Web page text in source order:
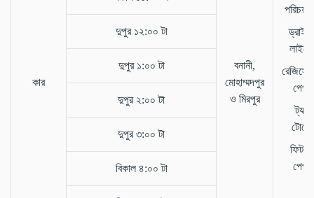
কার
বনানী,
মোহাম্মদপুর
ও মিরপুর
পেপার
ট্যাক্স
পেপার
দুপুর ১২:০০ টা
দুপুর ১:০০ টা
দুপুর ২:০০ টা
দুপুর ৩:০০ টা
বিকাল ৪:০০ টা